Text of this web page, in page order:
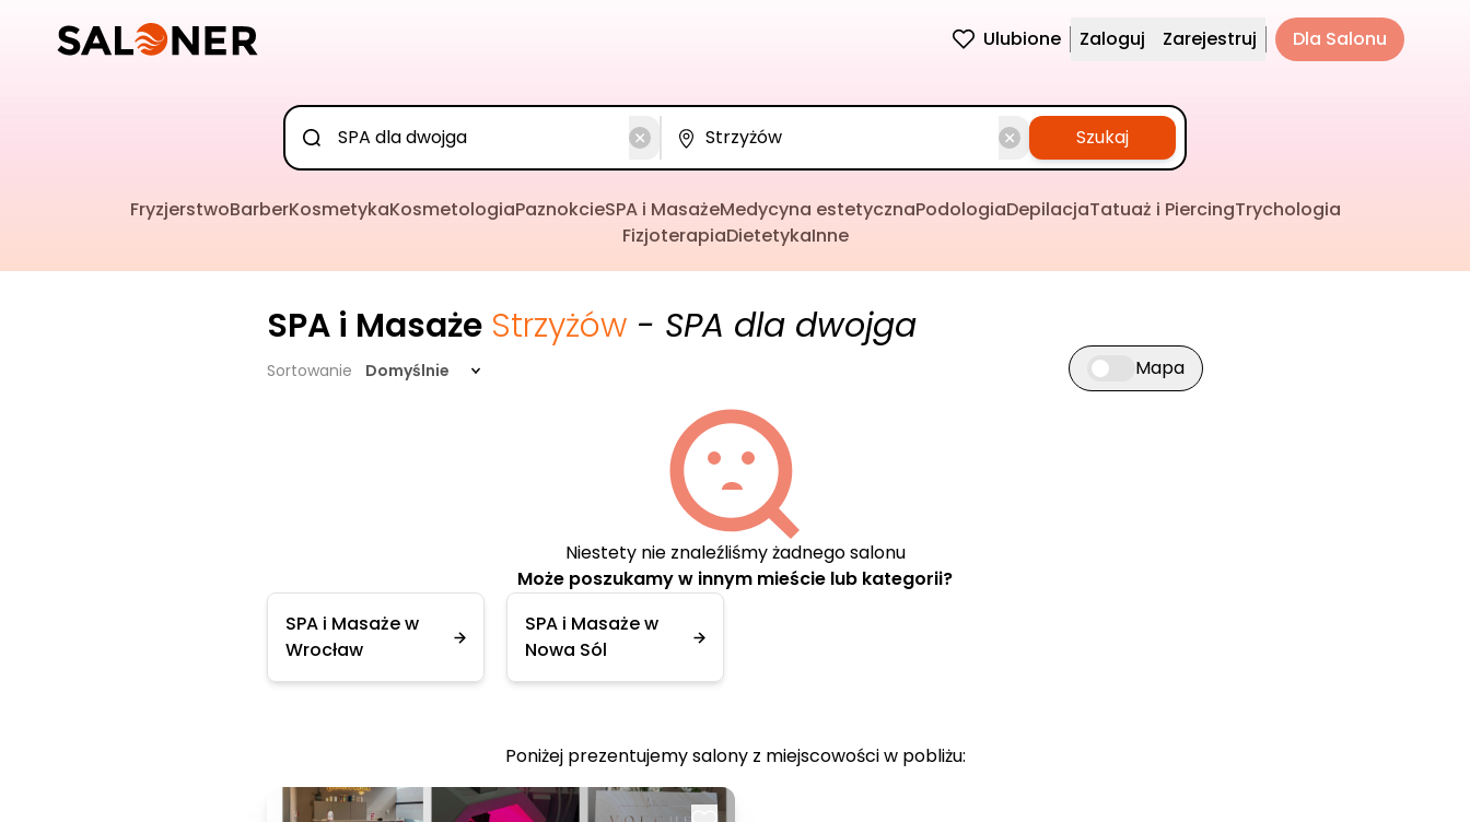
Ulubione Zaloguj Zarejestruj Dla Salonu
Szukaj
FryzjerstwoBarberKosmetykaKosmetologiaPaznokcieSPA i MasażeMedycyna estetycznaPodologiaDepilacjaTatuaż i PiercingTrychologia
FizjoterapiaDietetykaInne
SPA i Masaże Strzyżów - SPA dla dwojga
Sortowanie Domyślnie Przełącz widok mapy
Mapa
Niestety nie znaleźliśmy żadnego salonu
Może poszukamy w innym mieście lub kategorii?
SPA i Masaże w
Wrocław
SPA i Masaże w
Nowa Sól
Poniżej prezentujemy salony z miejscowości w pobliżu: